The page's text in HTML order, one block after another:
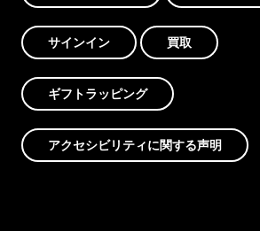
サインイン 買取
ギフトラッピング
アクセシビリティに関する声明